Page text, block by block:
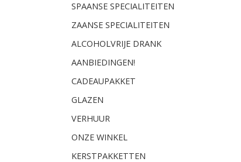
SPAANSE SPECIALITEITEN
ZAANSE SPECIALITEITEN
ALCOHOLVRIJE DRANK
AANBIEDINGEN!
CADEAUPAKKET
GLAZEN
VERHUUR
ONZE WINKEL
KERSTPAKKETTEN